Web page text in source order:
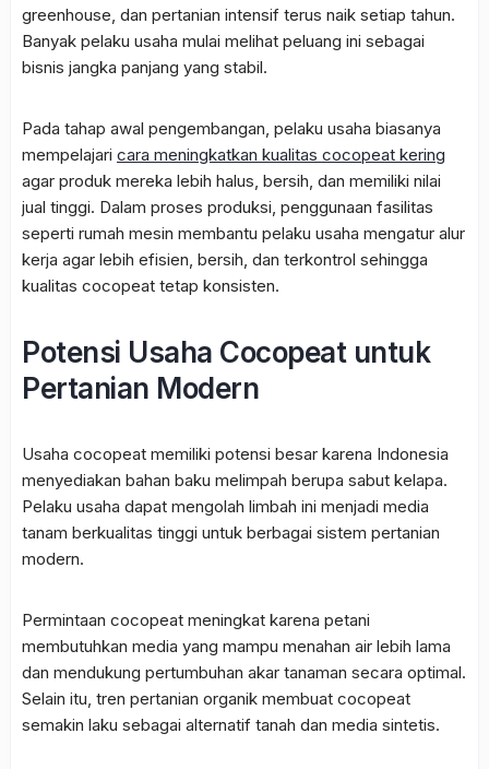
greenhouse, dan pertanian intensif terus naik setiap tahun.
Banyak pelaku usaha mulai melihat peluang ini sebagai
bisnis jangka panjang yang stabil.
Pada tahap awal pengembangan, pelaku usaha biasanya
mempelajari cara meningkatkan kualitas cocopeat kering
agar produk mereka lebih halus, bersih, dan memiliki nilai
jual tinggi. Dalam proses produksi, penggunaan fasilitas
seperti rumah mesin membantu pelaku usaha mengatur alur
kerja agar lebih efisien, bersih, dan terkontrol sehingga
kualitas cocopeat tetap konsisten.
Potensi Usaha Cocopeat untuk
Pertanian Modern
Usaha cocopeat memiliki potensi besar karena Indonesia
menyediakan bahan baku melimpah berupa sabut kelapa.
Pelaku usaha dapat mengolah limbah ini menjadi media
tanam berkualitas tinggi untuk berbagai sistem pertanian
modern.
Permintaan cocopeat meningkat karena petani
membutuhkan media yang mampu menahan air lebih lama
dan mendukung pertumbuhan akar tanaman secara optimal.
Selain itu, tren pertanian organik membuat cocopeat
semakin laku sebagai alternatif tanah dan media sintetis.